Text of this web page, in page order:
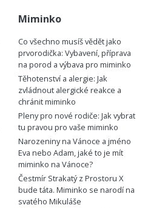
Miminko
Co všechno musíš vědět jako
prvorodička: Vybavení, příprava
na porod a výbava pro miminko
Těhotenství a alergie: Jak
zvládnout alergické reakce a
chránit miminko
Pleny pro nové rodiče: Jak vybrat
tu pravou pro vaše miminko
Narozeniny na Vánoce a jméno
Eva nebo Adam, jaké to je mít
miminko na Vánoce?
Čestmír Strakatý z Prostoru X
bude táta. Miminko se narodí na
svatého Mikuláše